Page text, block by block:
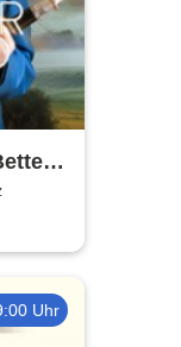
Uhr